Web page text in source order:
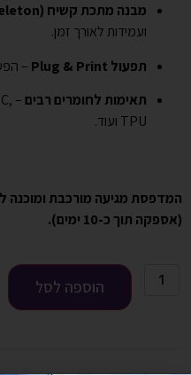
מבנה מתכת קשיח (Exoskeleton)
ועמידות לאורך זמן.
תפעול Plug & Print
–
תאימות לחומרים רבים
TPU ועוד.
המדפסת מגיעה מורכבת ומוכנה
(אספקה תוך כ-10 ימים).
הוספה לסל